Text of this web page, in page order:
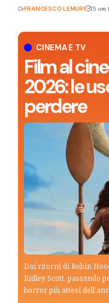
CINEMA E TV
Film al
2026: le
perdere
Dai ritorni di Robin
Ridley Scott, passando
horror più attesi
DiFRANCESCO LEMURI 15 ore